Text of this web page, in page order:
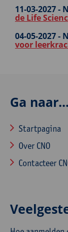
11-03-2027 -
de Life
04-05-2027 -
voor
Ga naar...
Startpagina
Over CNO
Contacteer